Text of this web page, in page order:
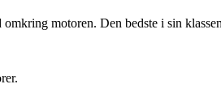
motoren. Den bedste i sin